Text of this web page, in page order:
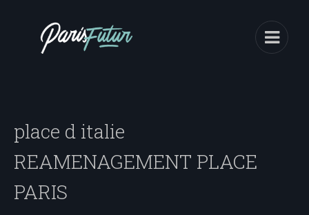
place d italie
REAMENAGEMENT PLACE
PARIS